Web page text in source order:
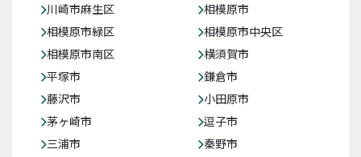
川崎市麻生区
相模原市
相模原市緑区
相模原市中央区
相模原市南区
横須賀市
平塚市
鎌倉市
藤沢市
小田原市
茅ヶ崎市
逗子市
三浦市
秦野市